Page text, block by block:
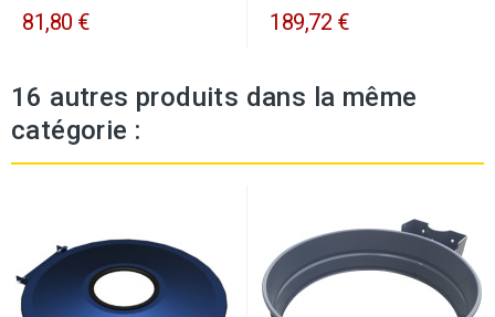
81,80 € 189,72 €
16 autres produits dans la même
catégorie :